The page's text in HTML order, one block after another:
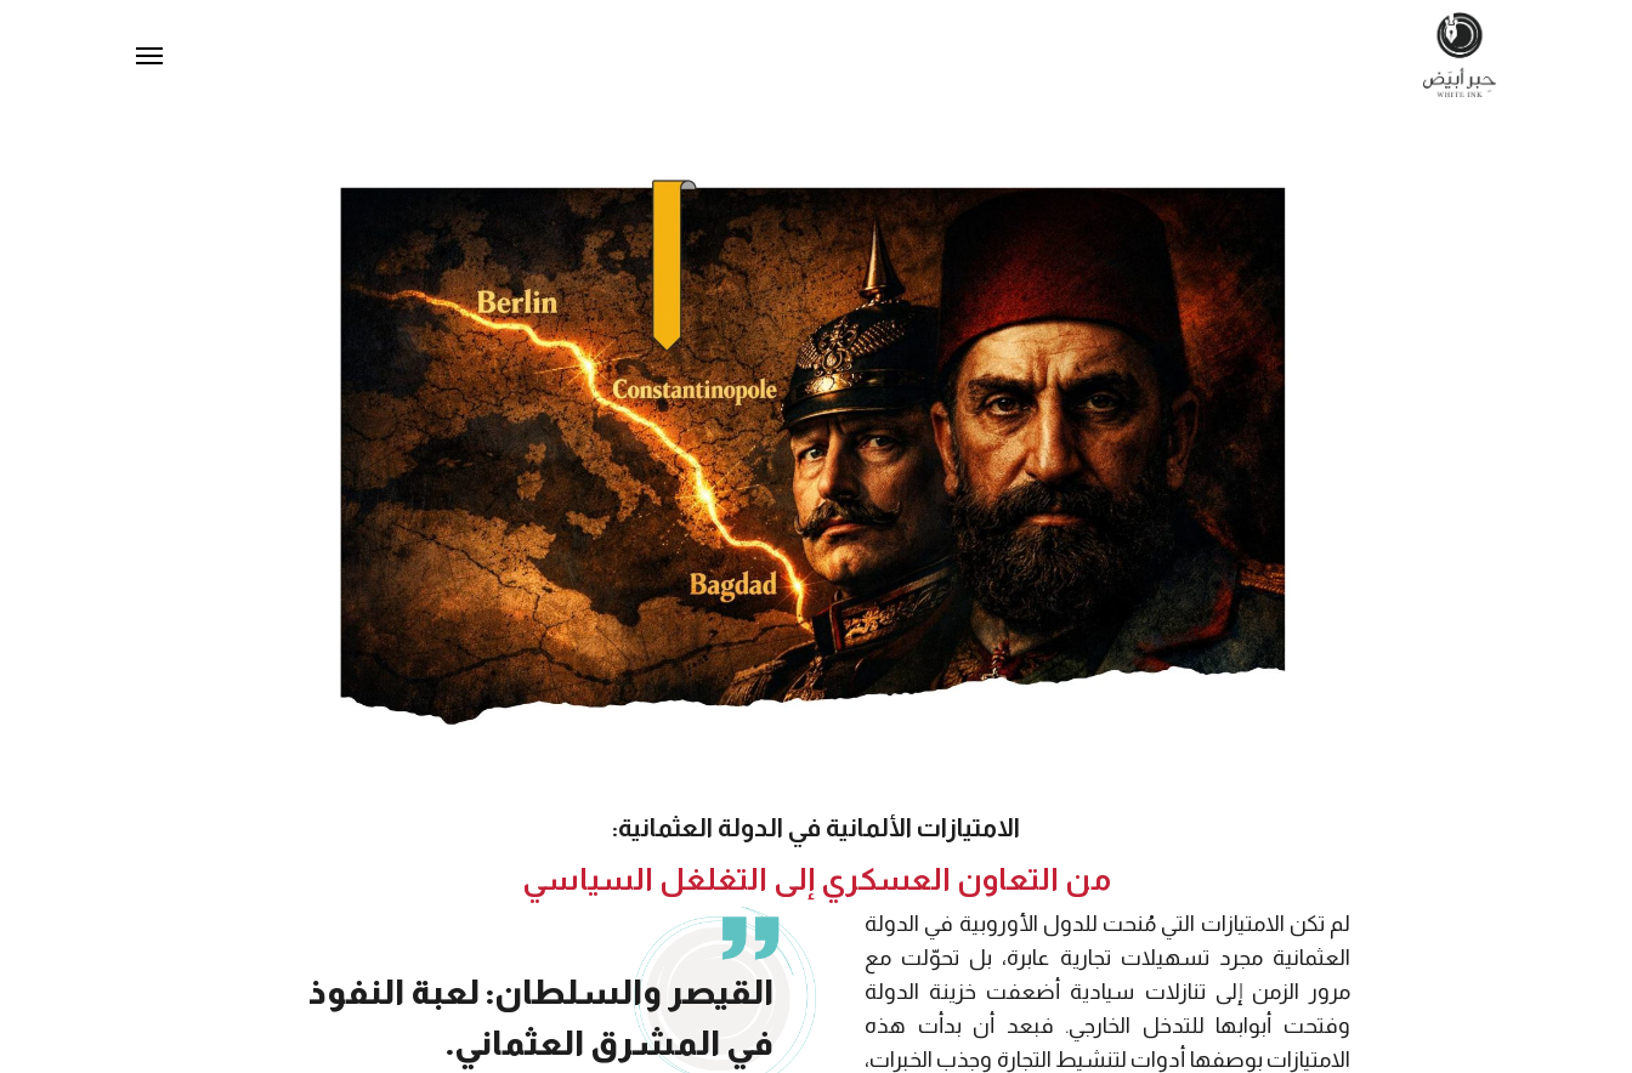
الامتيازات الألمانية في الدولة العثمانية:
من التعاون العسكري إلى التغلغل السياسي
لم تكن الامتيازات التي مُنحت للدول الأوروبية في الدولة
العثمانية مجرد تسهيلات تجارية عابرة، بل تحوّلت مع
مرور الزمن إلى تنازلات سيادية أضعفت خزينة الدولة
وفتحت أبوابها للتدخل الخارجي. فبعد أن بدأت هذه
الامتيازات بوصفها أدوات لتنشيط التجارة وجذب الخبرات،
القيصر والسلطان: لعبة النفوذ
في المشرق العثماني.